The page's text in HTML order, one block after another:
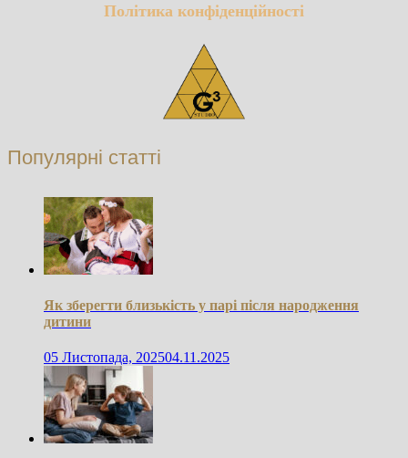
Політика конфіденційності
Популярні статті
Як зберегти близькість у парі після народження
дитини
05 Листопада, 202504.11.2025